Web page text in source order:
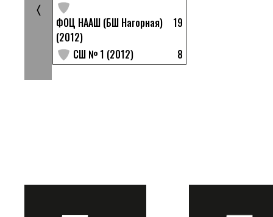
ФОЦ НААШ (БШ Нагорная)
(2012)
19
СШ № 1 (2012) 8
〈